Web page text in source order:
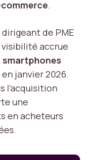
.
de PME
accrue
smartphones
janvier 2026.
l’acquisition
une
en acheteurs